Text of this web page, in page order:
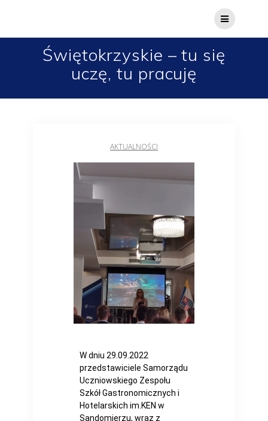
Świętokrzyskie – tu się
uczę, tu pracuję
AKTUALNOŚCI
W dniu 29.09.2022
przedstawiciele Samorządu
Uczniowskiego Zespołu
Szkół Gastronomicznych i
Hotelarskich im.KEN w
Sandomierzu, wraz z